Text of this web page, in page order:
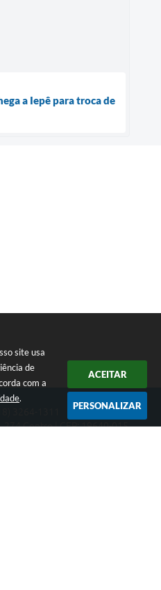
site usa
de
com a
.
ACEITAR
PERSONALIZAR
a Iepê para troca de
274 Centro | CEP: 19640-015